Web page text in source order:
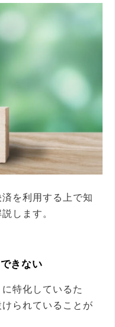
を利用する上で知
します。
きない
特化しているた
けられていることが